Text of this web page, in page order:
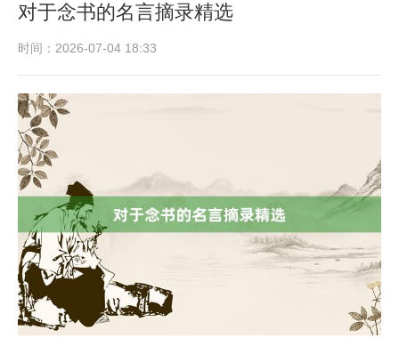
对于念书的名言摘录精选
时间：2026-07-04 18:33